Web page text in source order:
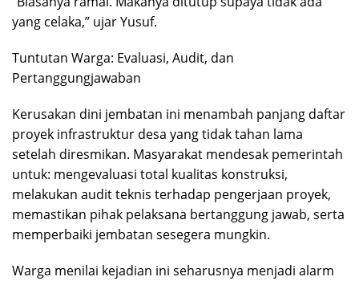
yang celaka,” ujar Yusuf.
Tuntutan Warga: Evaluasi, Audit, dan
Pertanggungjawaban
Kerusakan dini jembatan ini menambah panjang daftar
proyek infrastruktur desa yang tidak tahan lama
setelah diresmikan. Masyarakat mendesak pemerintah
untuk: mengevaluasi total kualitas konstruksi,
melakukan audit teknis terhadap pengerjaan proyek,
memastikan pihak pelaksana bertanggung jawab, serta
memperbaiki jembatan sesegera mungkin.
Warga menilai kejadian ini seharusnya menjadi alarm